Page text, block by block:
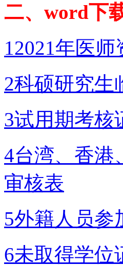
二、word下
12021年医
2科硕研究生
3试用期考核
4台湾、香港
审核表
5外籍人员参
6未取得学位